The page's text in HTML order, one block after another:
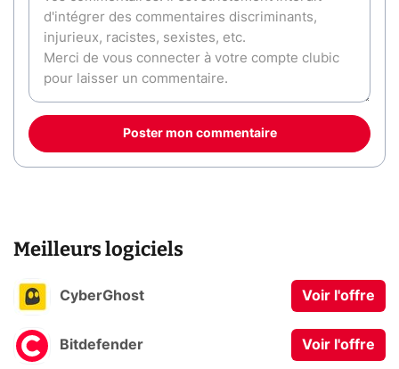
Poster mon commentaire
Meilleurs logiciels
CyberGhost Voir l'offre
Bitdefender Voir l'offre